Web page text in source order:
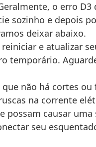
o erro
sozinho e depois
deixar abaixo.
e atualizar
temporário.
não há cortes
na corrente
causar
seu